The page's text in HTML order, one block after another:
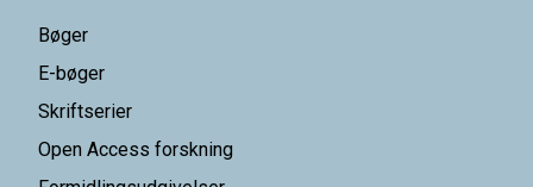
Bøger
E-bøger
Skriftserier
Open Access forskning